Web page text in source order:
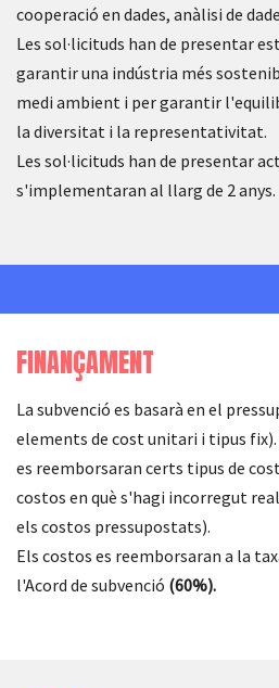
cooperació en dades, anàlisi de
Les sol·licituds han de presentar
garantir una indústria més
medi ambient i per garantir
la diversitat i la representativitat.
Les sol·licituds han de presentar
s'implementaran al llarg de 2 anys.
FINANÇAMENT
La subvenció es basarà en el
elements de cost unitari i tipus fix).
es reemborsaran certs tipus de
costos en què s'hagi incorregut
els costos pressupostats).
Els costos es reemborsaran a la
l'Acord de subvenció (60%).